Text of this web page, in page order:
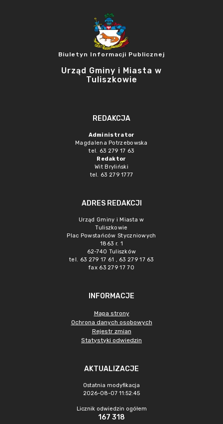
Biuletyn Informacji Publicznej
Urząd Gminy i Miasta w
Tuliszkowie
REDAKCJA
Administrator
Magdalena Potrzebowska
tel. 63 279 17 63
Redaktor
Wit Bryliński
tel. 63 279 1777
ADRES REDAKCJI
Urząd Gminy i Miasta w
Tuliszkowie
Plac Powstańców Styczniowych
1863 r. 1
62-740 Tuliszków
tel. 63 279 17 61 , 63 279 17 63
fax 63 279 17 70
INFORMACJE
Mapa strony
Ochrona danych osobowych
Rejestr zmian
Statystyki odwiedzin
AKTUALIZACJE
Ostatnia modyfikacja
2026-08-07 11:52:45
Licznik odwiedzin ogółem
167 318